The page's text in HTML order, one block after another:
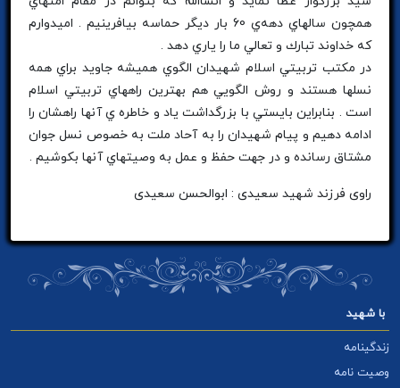
همچون سالهاي دهه‌ي 60 بار ديگر حماسه بيافرينيم . اميدوارم
كه خداوند تبارك و تعالي ما را ياري دهد .
در مكتب تربيتي اسلام شهيدان الگوي هميشه جاويد براي همه
نسلها هستند و روش الگويي هم بهترين راههاي تربيتي اسلام
است . بنابراين بايستي با بزرگداشت ياد و خاطره ي آنها راهشان را
ادامه دهيم و پيام شهيدان را به آحاد ملت به خصوص نسل جوان
مشتاق رسانده و در جهت حفظ و عمل به وصيتهاي آنها بكوشيم .
راوی فرزند شهید سعیدی : ابوالحسن سعیدی
با شهید
زندگینامه
وصیت نامه